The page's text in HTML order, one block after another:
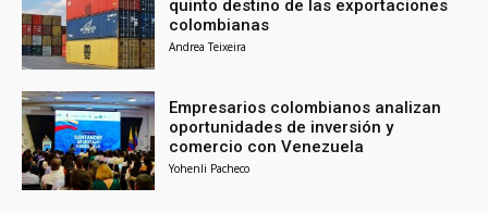
quinto destino de las exportaciones
colombianas
Andrea Teixeira
Empresarios colombianos analizan
oportunidades de inversión y
comercio con Venezuela
Yohenli Pacheco